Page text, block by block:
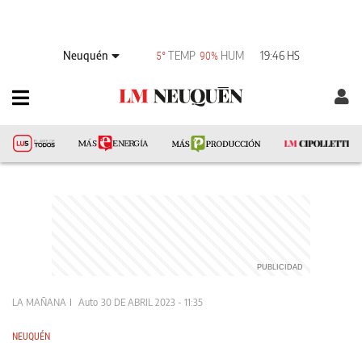
Neuquén 5° TEMP 90% HUM 19:46 HS
LA MAÑANA Auto 30 DE ABRIL 2023 - 11:35
NEUQUÉN